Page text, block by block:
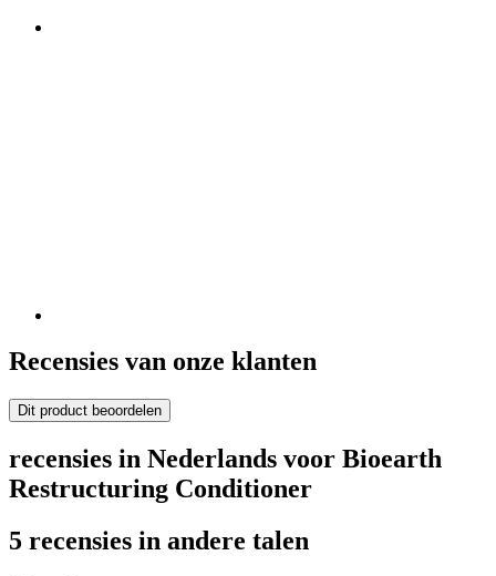
Recensies van onze klanten
Dit product beoordelen
recensies in Nederlands voor Bioearth
Restructuring Conditioner
5 recensies in andere talen